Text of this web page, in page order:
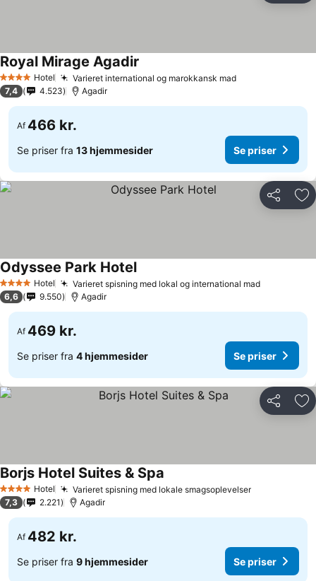
4 StjernerHotel Varieret international og marokkansk mad
Royal Mirage Agadir
7,4 4.523 Agadir
Af 466 kr.
Se priser fra 13 hjemmesider Se priser
Del
4 StjernerHotel Varieret spisning med lokal og international mad
Odyssee Park Hotel
6,6 9.550 Agadir
Af 469 kr.
Se priser fra 4 hjemmesider Se priser
Del
4 StjernerHotel Varieret spisning med lokale smagsoplevelser
Borjs Hotel Suites & Spa
7,3 2.221 Agadir
Af 482 kr.
Se priser fra 9 hjemmesider Se priser